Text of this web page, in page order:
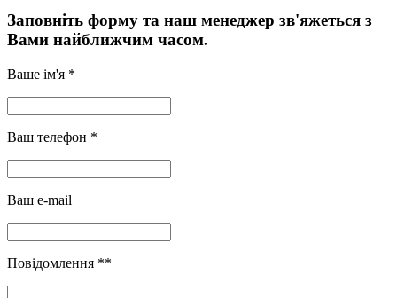
Заповніть форму та наш менеджер зв'яжеться з
Вами найближчим часом.
Ваше ім'я *
Ваш телефон *
Ваш e-mail
Повідомлення **